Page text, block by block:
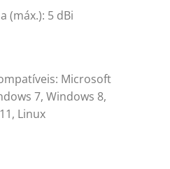
(máx.): 5 dBi
Microsoft
7, Windows 8,
Linux